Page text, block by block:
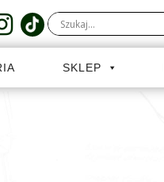
SKLEP